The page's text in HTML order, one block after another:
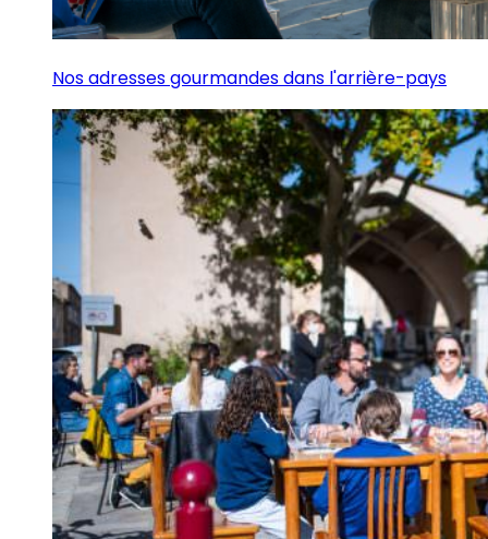
Nos adresses gourmandes dans l'arrière-pays